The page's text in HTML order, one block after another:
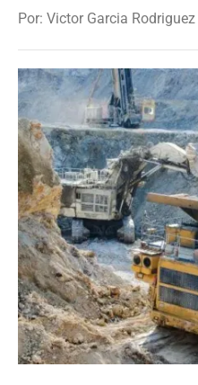
Por: Victor Garcia Rodriguez